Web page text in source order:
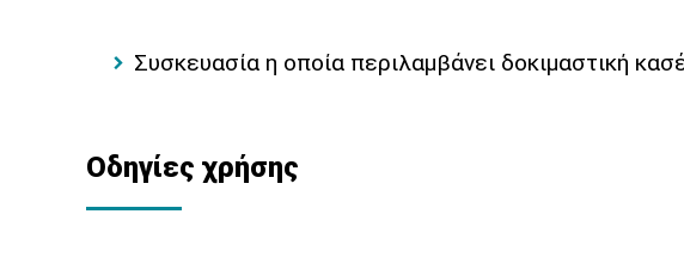
Συσκευασία η οποία περιλαμβάνει δοκιμαστική
Οδηγίες χρήσης